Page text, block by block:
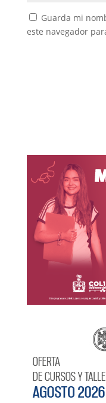
Guarda mi
este navegador